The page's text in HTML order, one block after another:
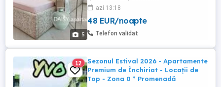
5
VACANTA la din Mamaia NORD la 3 MIN
jos de plaja LEMONcliff AZIMUTH.
_________________________________________
Telefon & WhatsApp: O755 772 277 În
supermarketuri. Prețul ...
azi 13:18
48 EUR/noapte
Telefon validat
12
Sezonul Estival 2026 - Apartamente
Premium de Închiriat - Locații de
Top - Zona 0 * Promenadă